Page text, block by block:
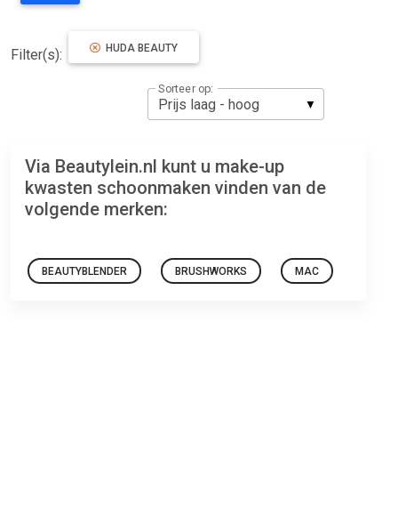
Filter(s): HUDA BEAUTY
Sorteer op:
Via Beautylein.nl kunt u make-up
kwasten schoonmaken vinden van de
volgende merken:
BEAUTYBLENDER BRUSHWORKS MAC